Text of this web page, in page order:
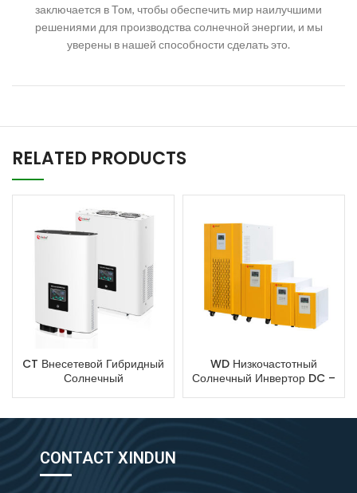
заключается в Том, чтобы обеспечить мир наилучшими
решениями для производства солнечной энергии, и мы
уверены в нашей способности сделать это.
RELATED PRODUCTS
CT Внесетевой Гибридный
Солнечный
WD Низкочастотный
Солнечный Инвертор DC –
CONTACT XINDUN